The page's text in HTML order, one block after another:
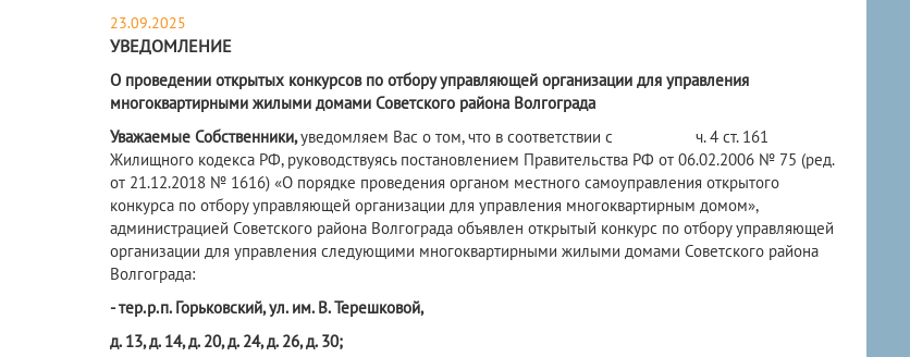
23.09.2025
УВЕДОМЛЕНИЕ
О проведении открытых конкурсов по отбору управляющей организации для управления
многоквартирными жилыми домами Советского района Волгограда
УважаемыеСобственники,уведомляем Вас о том, что в соответствии с ч. 4 ст. 161
Жилищного кодекса РФ, руководствуясь постановлением Правительства РФ от 06.02.2006 № 75 (ред.
от 21.12.2018 № 1616) «О порядке проведения органом местного самоуправления открытого
конкурса по отбору управляющей организации для управления многоквартирным домом»,
администрацией Советского района Волгограда объявлен открытый конкурс по отбору управляющей
организации для управления следующими многоквартирными жилыми домами Советского района
Волгограда:
- тер.р.п. Горьковский, ул. им. В. Терешковой,
д. 13, д. 14, д. 20, д. 24, д. 26, д. 30;